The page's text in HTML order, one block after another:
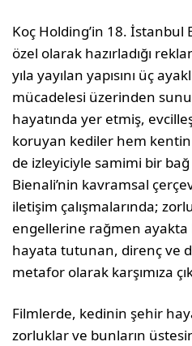
Koç Holding’in 18.
özel olarak hazırladığı
yıla yayılan yapısını üç
mücadelesi üzerinden
hayatında yer etmiş,
koruyan kediler hem
de izleyiciyle samimi bir
Bienali’nin kavramsal
iletişim çalışmalarında;
engellerine rağmen ayakta
hayata tutunan, direnç ve
metafor olarak karşımıza
Filmlerde, kedinin şehir
zorluklar ve bunların